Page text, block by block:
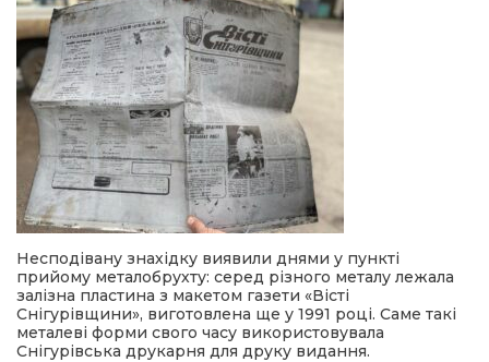
Несподівану знахідку виявили днями у пункті
прийому металобрухту: серед різного металу лежала
залізна пластина з макетом газети «Вісті
Снігурівщини», виготовлена ще у 1991 році. Саме такі
металеві форми свого часу використовувала
Снігурівська друкарня для друку видання.